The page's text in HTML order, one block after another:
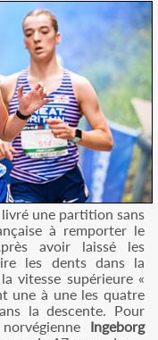
livré une partition sans
à remporter le
avoir laissé les
les dents dans la
vitesse supérieure «
une à une les quatre
la descente. Pour
Ingeborg